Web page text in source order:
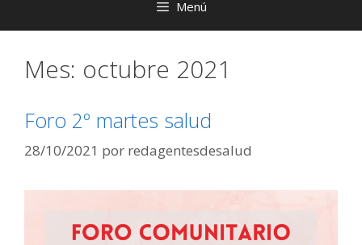
Menú
Mes: octubre 2021
Foro 2º martes salud
28/10/2021 por redagentesdesalud